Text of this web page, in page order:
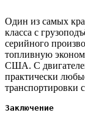
Один из самых
класса с
серийного
топливную
США. С
практически
транспортировки
Заключение